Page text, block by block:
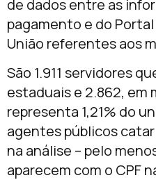
de dados entre as
pagamento e do
União referentes aos
São 1.911 servidores
estaduais e 2.862, em
representa 1,21% do
agentes públicos
na análise – pelo
aparecem com o CPF